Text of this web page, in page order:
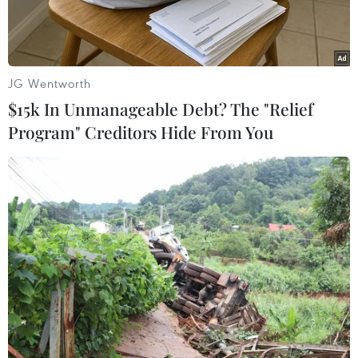
Một điểm xét nghiệm COVID-19 tại Seoul, Hàn Quốc ngày
17/7/2022. (Ảnh: Yonhap/TTXVN)
Theo phóng viên TTXVN tại Seoul, Chính phủ
Hàn Quốc đã quyết định áp dụng các biện pháp
phòng dịch bổ sung khi dịch COVID-19 tái bùng
phát và số ca nhiễm mới đã vượt mốc 70.000
JG Wentworth
$15k In Unmanageable Debt? The "Relief
Program" Creditors Hide From You